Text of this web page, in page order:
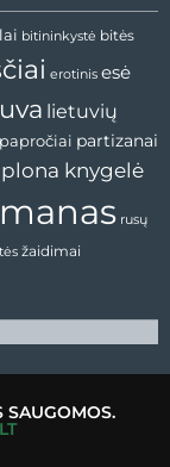
bitininkystė bitės
erotinis esė
lietuvių
papročiai partizanai
plona knygelė
rusų
žaidimai
SAUGOMOS.